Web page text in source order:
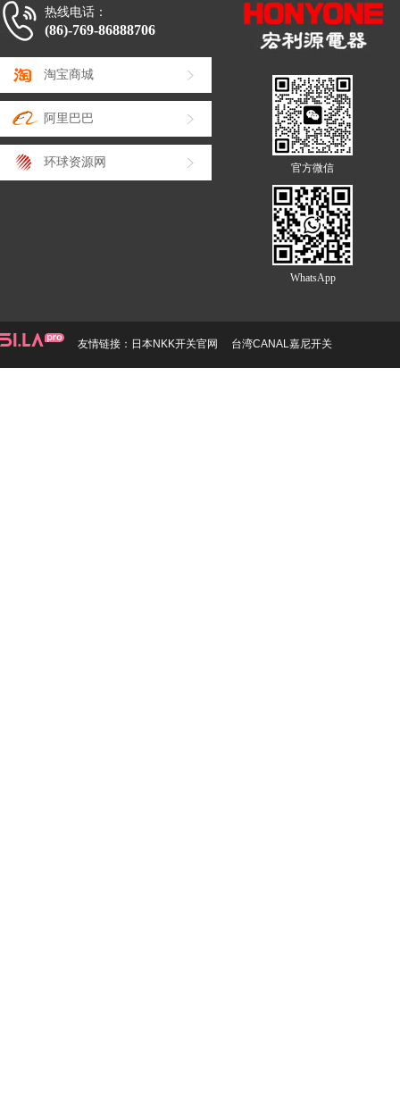
热线电话：
(86)-769-86888706
淘宝商城
阿里巴巴
环球资源网 官方微信
WhatsApp
友情链接： 日本NKK开关官网 台湾CANAL嘉尼开关